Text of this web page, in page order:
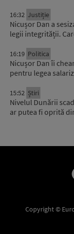
16:32 Justiție
Nicușor Dan a
legii integrității.
16:19 Politica
Nicușor Dan îi
pentru legea
15:52 Știri
Nivelul Dunării
ar putea fi oprită
Copyright ©